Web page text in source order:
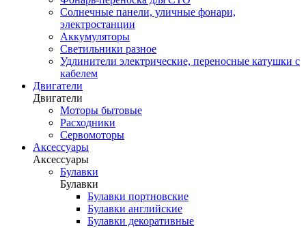
Солнечные панели, уличные фонари,
электростанции
Аккумуляторы
Светильники разное
Удлинители электрические, переносные катушки с
кабелем
Двигатели
Двигатели
Моторы бытовые
Расходники
Сервомоторы
Аксессуары
Аксессуары
Булавки
Булавки
Булавки портновские
Булавки английские
Булавки декоративные